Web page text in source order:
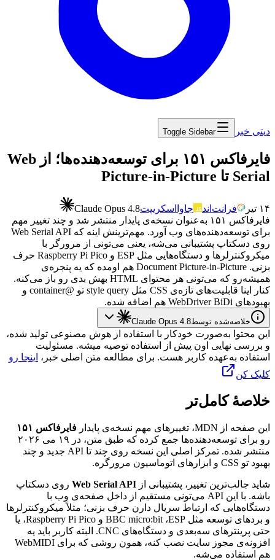
دیتی خبر Toggle Sidebar
‏فایرفاکس ۱۵۱ برای توسعه‌دهنده‌ها؛ از Web
Serial تا Picture-in-Picture
۱۴ تیر فرانت‌اند جاوااسکریپتClaude Opus 4.8
فایرفاکس ۱۵۱ به‌عنوان نسخه‌ی پایدار منتشر شد و چند تغییر مهم
برای توسعه‌دهنده‌های وب آورد. مهم‌ترینش اینه که Web Serial API
روی دسکتاپ پشتیبانی می‌شه، یعنی می‌تونی از مرورگر با
میکروکنترلرها و دستگاه‌هایی مثل ESP و Raspberry Pi Pico حرف
بزنی. Document Picture-in-Picture هم اومده که یه پنجره‌ی
همیشه‌رو که می‌تونی هر محتوای HTML بهش بدی رو باز می‌کنه.
کنار
اینا قابلیت‌های تازه‌ی CSS مثل style query تو @
container و
بهبودهای WebDriver BiDi هم اضافه شده.
خلاصه‌شده توسطClaude Opus 4.8
این محتوا به‌صورت خودکار با استفاده از هوش مصنوعی تولید شده،
و بررسی نهایی اون پیش از استفاده توصیه میشه. مسئولیت
استفاده به‌عهده کاربر هست. برای مطالعه متن اصلی خبر، اینجا رو
کلیک کن
خلاصهٔ کامل‌تر
این صفحه از MDN، تغییرهای مهم نسخه‌ی پایدار فایرفاکس ۱۵۱
رو برای توسعه‌دهنده‌ها جمع کرده که طبق متن، در ۱۹ می ۲۰۲۶
منتشر شده. تمرکز اصلی این نسخه روی چند تا API جدید و چند
بهبود تو CSS و ابزارهای اتوماسیون مرورگره.
شاید جالب‌ترین تغییر، پشتیبانی از Web Serial API روی دسکتاپ
باشه. با این API می‌تونی مستقیم از داخل صفحه‌ی وب با
دستگاه‌هایی که ارتباط سریال دارن حرف بزنی؛ مثلاً میکروکنترلرها
و بردهای توسعه مثل ESP، BBC micro:bit و Raspberry Pi Pico، یا
حتی پرینترهای سه‌بعدی و دستگاه‌های CNC
. البته کاربر باید یه
افزونه‌ی مجوز سایت نصب کنه، همون روشی که برای WebMIDI
هم
استفاده می‌شه.